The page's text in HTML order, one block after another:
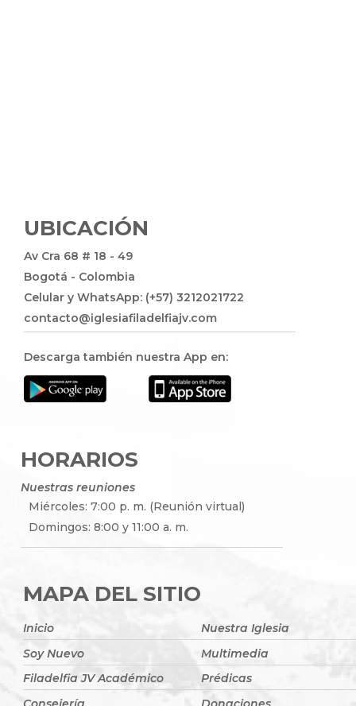
UBICACIÓN
Av Cra 68 # 18 - 49
Bogotá - Colombia
Celular y WhatsApp: (+57) 3212021722
contacto@iglesiafiladelfiajv.com
Descarga también nuestra App en:
HORARIOS
Nuestras reuniones
Miércoles: 7:00 p. m. (Reunión virtual)
Domingos: 8:00 y 11:00 a. m.
MAPA DEL SITIO
Inicio
Nuestra Iglesia
Soy Nuevo
Multimedia
Filadelfia JV Académico
Prédicas